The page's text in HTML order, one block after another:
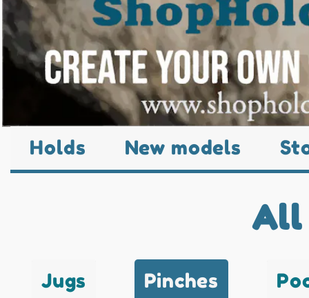
Holds New models
Jugs Pinches
All